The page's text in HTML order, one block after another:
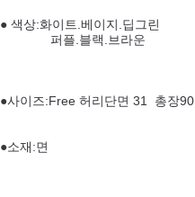
● 색상:화이트.베이지.딥그린
퍼플.블랙.브라운
●사이즈:Free 허리단면 31 총장90
●소재:면